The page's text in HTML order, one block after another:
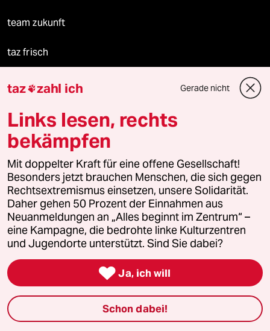
team zukunft
taz frisch
taz zahl ich
taz lab Infobrief
Veranstaltungen
Demnächst
Vor Ort
Live im Stream
taz lab 2027
taz zahl ich Gerade nicht
Links lesen, rechts
bekämpfen
Mit doppelter Kraft für eine offene Gesellschaft!
Besonders jetzt brauchen Menschen, die sich gegen
Rechtsextremismus einsetzen, unsere Solidarität.
Daher gehen 50 Prozent der Einnahmen aus
Neuanmeldungen an „Alles beginnt im Zentrum“ –
eine Kampagne, die bedrohte linke Kulturzentren
und Jugendorte unterstützt. Sind Sie dabei?
 Ja, ich will
Schon dabei!